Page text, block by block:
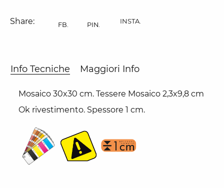
Share: FB. PIN. INSTA.
Info Tecniche Maggiori Info
Mosaico 30x30 cm. Tessere Mosaico 2,3x9,8 cm
Ok rivestimento. Spessore 1 cm.